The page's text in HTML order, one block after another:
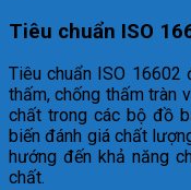
Tiêu chuẩn ISO
Tiêu chuẩn ISO 16602
thấm, chống thấm tràn
chất trong các bộ đồ
biến đánh giá chất
hướng đến khả năng
chất.